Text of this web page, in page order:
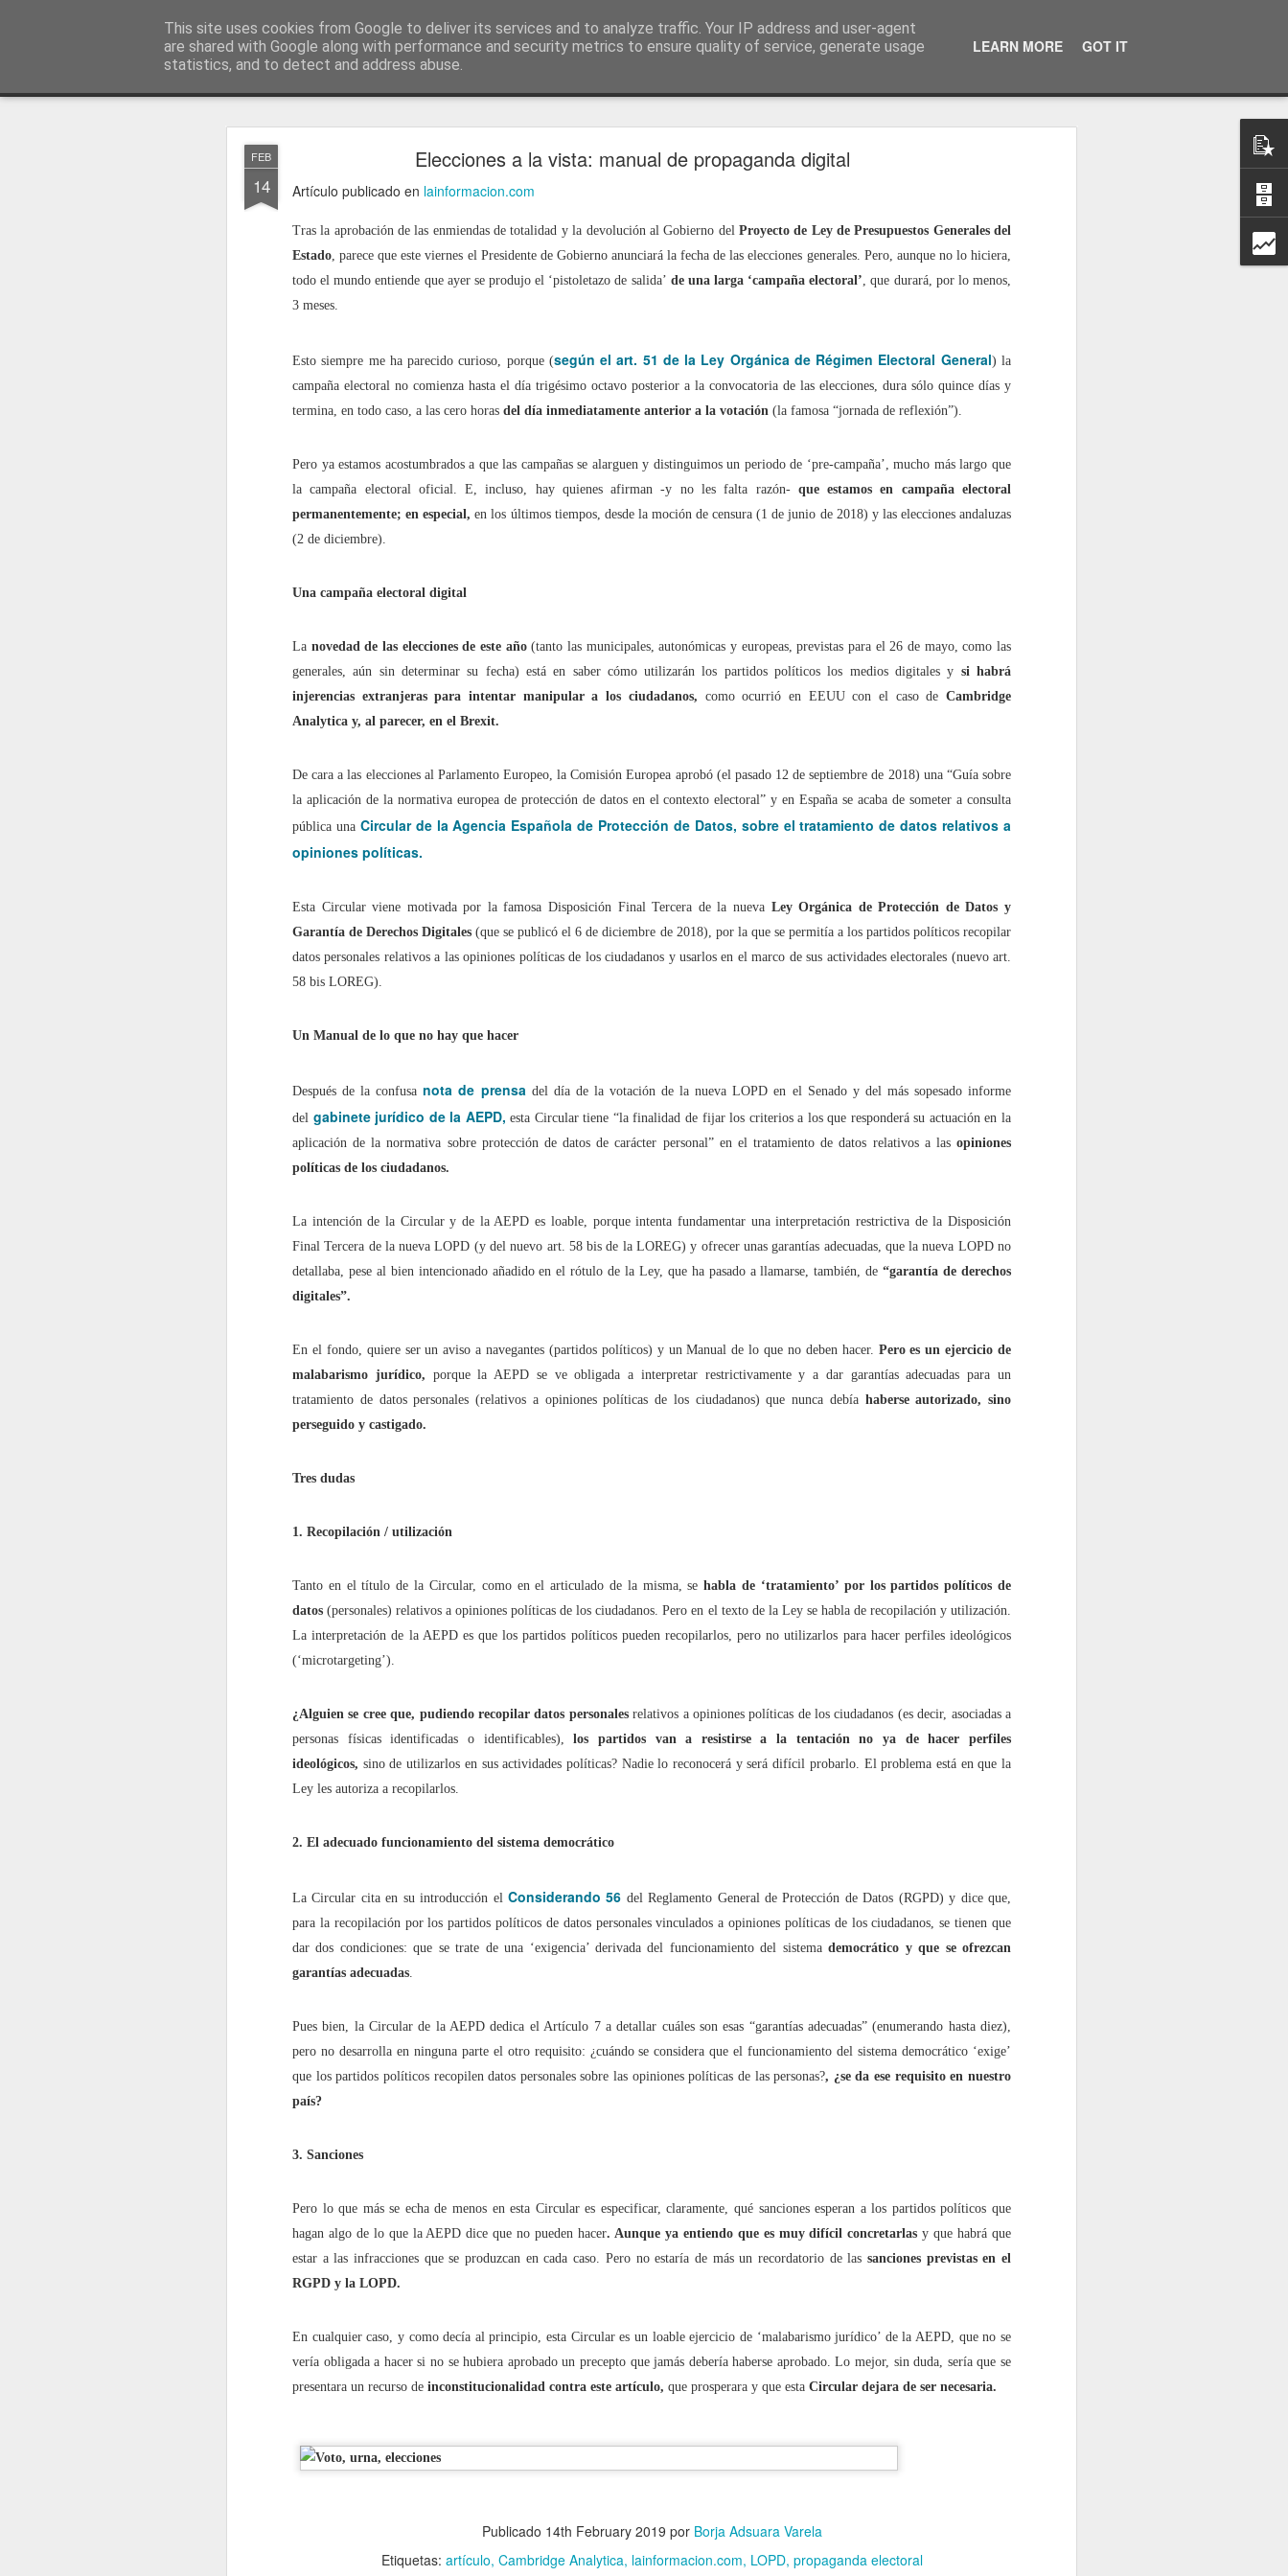
FEB
14
Elecciones a la vista: manual de propaganda digital
Artículo publicado en lainformacion.com
Tras la aprobación de las enmiendas de totalidad y la devolución al Gobierno delProyecto de Ley de Presupuestos Generales del
Estado, parece que este viernes el Presidente de Gobierno anunciará la fecha de las elecciones generales. Pero, aunque no lo hiciera,
todo el mundo entiende que ayer se produjo el ‘pistoletazo de salida’ de una larga ‘campaña electoral’, que durará, por lo menos,
3 meses.
Esto siempre me ha parecido curioso, porque (según el art. 51 de la Ley Orgánica de Régimen Electoral General) la
campaña electoral no comienza hasta el día trigésimo octavo posterior a la convocatoria de las elecciones, dura sólo quince días y
termina, en todo caso, a las cero horas del día inmediatamente anterior a la votación (la famosa “jornada de reflexión”).
Pero ya estamos acostumbrados a que las campañas se alarguen y distinguimos un periodo de ‘pre-campaña’, mucho más largo que
la campaña electoral oficial. E, incluso, hay quienes afirman -y no les falta razón- que estamos en campaña electoral
permanentemente; en especial, en los últimos tiempos, desde la moción de censura (1 de junio de 2018) y las elecciones andaluzas
(2 de diciembre).
Una campaña electoral digital
La novedad de las elecciones de este año(tanto las municipales, autonómicas y europeas, previstas para el 26 de mayo, como las
generales, aún sin determinar su fecha) está en saber cómo utilizarán los partidos políticos los medios digitales y si habrá
injerencias extranjeras para intentar manipular a los ciudadanos, como ocurrió en EEUU con el caso de Cambridge
Analytica y, al parecer, en el Brexit.
De cara a las elecciones al Parlamento Europeo, la Comisión Europea aprobó (el pasado 12 de septiembre de 2018) una “Guía sobre
la aplicación de la normativa europea de protección de datos en el contexto electoral” y en España se acaba de someter a consulta
pública una Circular de la Agencia Española de Protección de Datos, sobre el tratamiento de datos relativos a
opiniones políticas.
Esta Circular viene motivada por la famosa Disposición Final Tercera de la nuevaLey Orgánica de Protección de Datos y
Garantía de Derechos Digitales(que se publicó el 6 de diciembre de 2018), por la que se permitía a los partidos políticos recopilar
datos personales relativos a las opiniones políticas de los ciudadanos y usarlos en el marco de sus actividades electorales (nuevo art.
58 bis LOREG).
Un Manual de lo que no hay que hacer
Después de la confusanota de prensadel día de la votación de la nueva LOPD en el Senado y del más sopesado informe
del gabinete jurídico de la AEPD, esta Circular tiene “la finalidad de fijar los criterios a los que responderá su actuación en la
aplicación de la normativa sobre protección de datos de carácter personal” en el tratamiento de datos relativos a las opiniones
políticas de los ciudadanos.
La intención de la Circular y de la AEPD es loable, porque intenta fundamentar una interpretación restrictiva de la Disposición
Final Tercera de la nueva LOPD (y del nuevo art. 58 bis de la LOREG) y ofrecer unas garantías adecuadas, que la nueva LOPD no
detallaba, pese al bien intencionado añadido en el rótulo de la Ley, que ha pasado a llamarse, también, de“garantía de derechos
digitales”.
En el fondo, quiere ser un aviso a navegantes (partidos políticos) y un Manual de lo que no deben hacer. Pero es un ejercicio de
malabarismo jurídico, porque la AEPD se ve obligada a interpretar restrictivamente y a dar garantías adecuadas para un
tratamiento de datos personales (relativos a opiniones políticas de los ciudadanos) que nunca debía haberse autorizado, sino
perseguido y castigado.
Tres dudas
1. Recopilación / utilización
Tanto en el título de la Circular, como en el articulado de la misma, sehabla de ‘tratamiento’ por los partidos políticos de
datos (personales) relativos a opiniones políticas de los ciudadanos. Pero en el texto de la Ley se habla de recopilación y utilización.
La interpretación de la AEPD es que los partidos políticos pueden recopilarlos, pero no utilizarlos para hacer perfiles ideológicos
(‘microtargeting’).
¿Alguien se cree que, pudiendo recopilar datos personalesrelativos a opiniones políticas de los ciudadanos (es decir, asociadas a
personas físicas identificadas o identificables),los partidos van a resistirse a la tentación no ya de hacer perfiles
ideológicos, sino de utilizarlos en sus actividades políticas? Nadie lo reconocerá y será difícil probarlo. El problema está en que la
Ley les autoriza a recopilarlos.
2. El adecuado funcionamiento del sistema democrático
La Circular cita en su introducción el Considerando 56 del Reglamento General de Protección de Datos (RGPD) y dice que,
para la recopilación por los partidos políticos de datos personales vinculados a opiniones políticas de los ciudadanos, se tienen que
dar dos condiciones: que se trate de una ‘exigencia’ derivada del funcionamiento del sistemademocrático y que se ofrezcan
garantías adecuadas.
Pues bien, la Circular de la AEPD dedica el Artículo 7 a detallar cuáles son esas “garantías adecuadas” (enumerando hasta diez),
pero no desarrolla en ninguna parte el otro requisito: ¿cuándo se considera que el funcionamiento del sistema democrático ‘exige’
que los partidos políticos recopilen datos personales sobre las opiniones políticas de las personas?, ¿se da ese requisito en nuestro
país?
3. Sanciones
Pero lo que más se echa de menos en esta Circular es especificar, claramente, qué sanciones esperan a los partidos políticos que
hagan algo de lo que la AEPD dice que no pueden hacer. Aunque ya entiendo que es muy difícil concretarlasy que habrá que
estar a las infracciones que se produzcan en cada caso. Pero no estaría de más un recordatorio de las sanciones previstas en el
RGPD y la LOPD.
En cualquier caso, y como decía al principio, esta Circular es un loable ejercicio de ‘malabarismo jurídico’ de la AEPD, que no se
vería obligada a hacer si no se hubiera aprobado un precepto que jamás debería haberse aprobado. Lo mejor, sin duda, sería que se
presentara un recurso de inconstitucionalidad contra este artículo, que prosperara y que esta Circular dejara de ser necesaria.
Publicado 14th February 2019 por Borja Adsuara Varela
Etiquetas: artículo Cambridge Analytica lainformacion.com LOPD propaganda electoral
This site uses cookies from Google to deliver its services and to analyze traffic. Your IP address and user-agent
are shared with Google along with performance and security metrics to ensure quality of service, generate usage
statistics, and to detect and address abuse.
LEARN MORE GOT IT
menos tecnología y más pedagogía conceptos y reflexiones sobre la sociedad de la información
Mis artículos de 2022 en lainformación.com
enero
2022.01.21 ¿Qué es un adjunto a la presidencia de la AEPD y para qué sirve?
2022.01.28 30 años de Protección de Datos en España
2022.02.04 Las Cartas de Derechos Digitales y la exclusión de las personas mayores
2022.02.11 El reverso perverso del metaverso: ciberdelitos e identificabilidad
2022.02.18 ¿Cómo luchar contra las cláusulas abusivas de las plataformas digitales?
2022.02.25 La guerra que no se ve ¿Estamos preparados para una ‘guerra híbrida’?
2022.05.06 Siete pistas legales y cinco conclusiones para aclararse con Pegasus
2022.05.13 El futuro de Internet pasa por la cogobernanza
2022.05.20 Dificultar el 'derecho al olvido' cuesta 10 millones de euros
junio
2022.06.03 Educación en valores’ vs. ‘tiranía del clic’
2022.06.17 "Intimidad" no es sólo una serie. Es una terrible realidad
2022.06.24 Este artículo se ha escrito con ayuda de la Inteligencia Artificial
2022.07.15 ¿Quiénes -y cómo- protegen a nuestros hijos en las plataformas digitales?
2022.07.22 ¿Hasta dónde puede 'espiarnos' Hacienda legalmente?
septiembre
2022.09.02 En los últimos 10 años los ciberdelitos (conocidos) aumentaron un 613,5%
2022.09.09 La impunidad de los ciberdelitos (conocidos) en España es del 99,5%
Shakira, los paparazzi y la Ley del 'sólo sí es sí'
2022.09.30 ¿Un beso en el ‘metaverso’ es una infidelidad o un ‘metabeso’?
octubre
2022.10.07 ¡Me han secuestrado… mi Libertad de Expresión!
2022.10.14 Redes sociales: Libertad con ira
noviembre
2022.11.04 Redes Sociales, ¿pagarías ocho dólares por poder conversar en ‘modo moderado’?
2022.11.18 'Pornovenganza': Otro efecto contradictorio de la Ley del "solo sí es sí"
2022.12.02 Cómo evitar que tu hijo sea un ciberdelincuente
Cuidado con 'venirse arriba', no prometas cosas que no puedes cumplir